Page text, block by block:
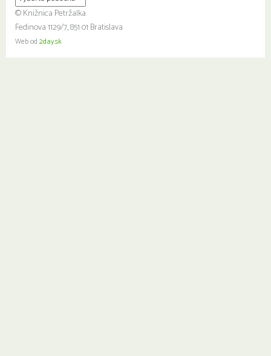
© Knižnica Petržalka
Fedinova 1129/7, 851 01 Bratislava
Web od 2day.sk